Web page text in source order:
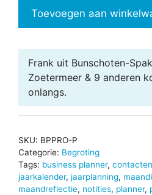
in
-
Pro
aantal
Toevoegen aan
Frank uit Bunschoten-
Zoetermeer & 9 anderen
onlangs.
SKU: BPPRO-P
Categorie: Begroting
Tags: business planner, contacten
jaarkalender, jaarplanning,
maandreflectie, notities, planner,